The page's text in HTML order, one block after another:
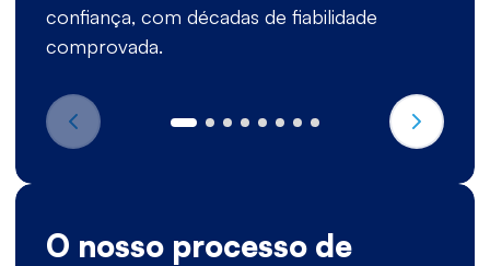
confiança, com décadas de fiabilidade
comprovada.
O nosso processo de